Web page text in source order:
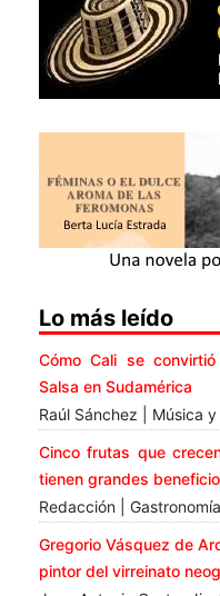
Lo más leído
Cómo Cali se
Salsa en Sudamérica
Raúl Sánchez | Música
Cinco frutas que
tienen grandes
Redacción | Gastronomía
Gregorio Vásquez de
pintor del virreinato